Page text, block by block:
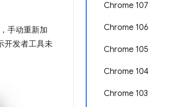
Chrome 107
Chrome 106
Chrome 105
Chrome 104
Chrome 103
，手动重新加
开发者工具未